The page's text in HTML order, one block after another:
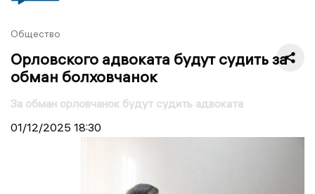
Общество
Орловского адвоката будут судить за
обман болховчанок
За обман орловчанок будут судить адвоката
01/12/2025 18:30